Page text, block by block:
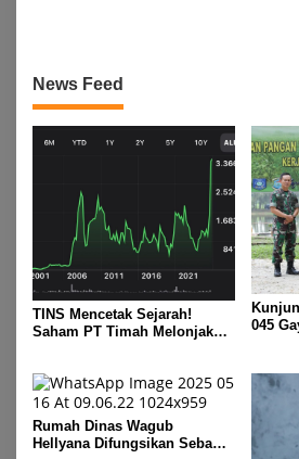
News Feed
TINS Mencetak Sejarah!
Saham PT Timah Melonjak
045
Rumah Dinas Wagub
Hellyana Difungsikan Sebagai